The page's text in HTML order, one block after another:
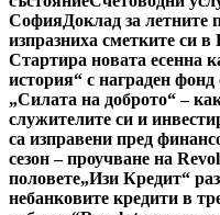
СофияДоклад за летните
изпразниха сметките си
Стартира новата есенна
история“ с награден фонд
„Силата на доброто“ –
служителите си и
са изправени пред
сезон – проучване на
половете„Изи Кредит“
небанковите кредити в